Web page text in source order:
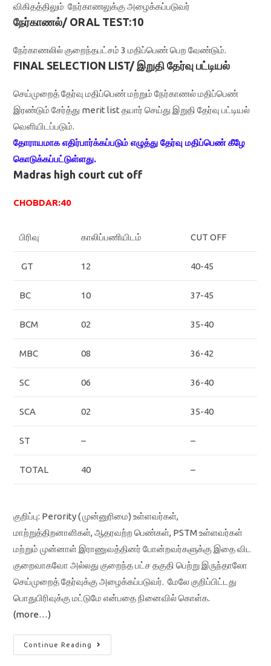
விகிதத்திலும் நேர்காணலுக்கு அழைக்கப்படுவர்
நேர்காணல்/ ORAL TEST:10
நேர்காணலில் குறைந்தபட்சம் 3 மதிப்பெண் பெற வேண்டும்.
FINAL SELECTION LIST/ இறுதி தேர்வு பட்டியல்
செய்முறைத் தேர்வு மதிப்பெண் மற்றும் நேர்காணல் மதிப்பெண்
இரண்டும் சேர்த்து merit list தயார் செய்து இறுதி தேர்வு பட்டியல்
வெளியிடப்படும்.
தோராயமாக எதிர்பார்க்கப்படும் எழுத்து தேர்வு மதிப்பெண் கீழே
கொடுக்கப்பட்டுள்ளது.
Madras high court cut off
CHOBDAR:40
பிரிவு காலிப்பணியிடம் CUT OFF
GT 12 40-45
BC 10 37-45
BCM 02 35-40
MBC 08 36-42
SC 06 36-40
SCA 02 35-40
ST – –
TOTAL 40 –
குறிப்பு: Perority ( முன்னுரிமை) உள்ளவர்கள்,
மாற்றுத்திறனாளிகள், ஆதரவற்ற பெண்கள், PSTM உள்ளவர்கள்
மற்றும் முன்னாள் இராணுவத்தினர் போன்றவர்களுக்கு இதை விட
குறைவாகவோ அல்லது குறைந்த பட்ச தகுதி பெற்று இருந்தாலோ
செய்முறைத் தேர்வுக்கு அழைக்கப்படுவர். மேலே குறிப்பிட்டது
பொதுபிரிவுக்கு மட்டுமே என்பதை நினைவில் கொள்க.
(more…)
Continue Reading
MADRAS
HIGH